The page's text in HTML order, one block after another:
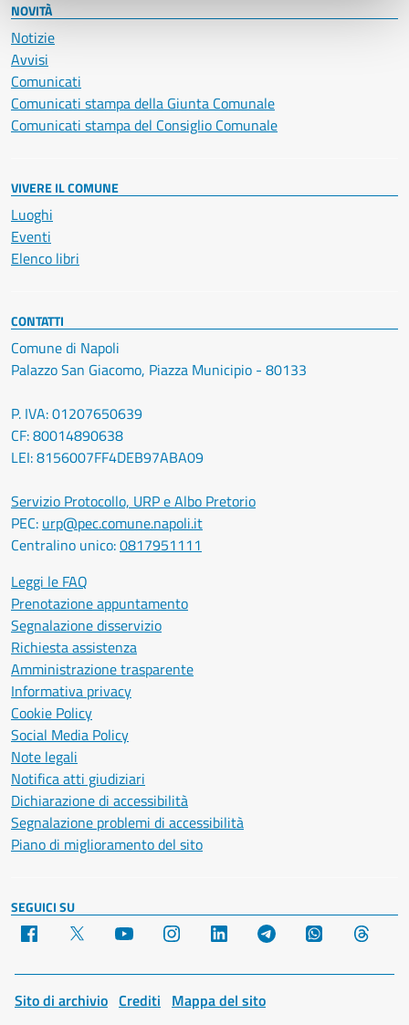
NOVITÀ
Notizie
Avvisi
Comunicati
Comunicati stampa della Giunta Comunale
Comunicati stampa del Consiglio Comunale
VIVERE IL COMUNE
Luoghi
Eventi
Elenco libri
CONTATTI
Comune di Napoli
Palazzo San Giacomo, Piazza Municipio - 80133
P. IVA: 01207650639
CF: 80014890638
LEI: 8156007FF4DEB97ABA09
Servizio Protocollo, URP e Albo Pretorio
PEC: urp@pec.comune.napoli.it
Centralino unico:0817951111
Leggi le FAQ
Prenotazione appuntamento
Segnalazione disservizio
Richiesta assistenza
Amministrazione trasparente
Informativa privacy
Cookie Policy
Social Media Policy
Note legali
Notifica atti giudiziari
Dichiarazione di accessibilità
Segnalazione problemi di accessibilità
Piano di miglioramento del sito
SEGUICI SU
Facebook YouTube Instagram LinkedIn Telegram WhatsApp
Sito di archivio Crediti Mappa del sito